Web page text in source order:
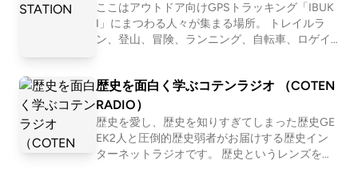
年に株式会社ONDを設立し、現在もITの第一線
で働く。 株式会社OND: https://ond-inc.com/ .
【UNKNOWN KYOTO】 築100年を超える元遊
泊として来られる方と京都を拠点に働く方が交
わる場所になっています。 1泊の観光目的の利用
だけではなく、中長期滞在される方にも好評い
ただいています。 web: https://unknown.kyoto/ .
こちらから本文を読んだりコメントが書けま
ここはアウトドア向けGPSトラッキング「IBUK
I」にまつわる人々が集まる場所。 トレイルラ
ン、登山、冒険、ランニング、自転車、ロゲイ
しむ姿勢。 自然を目一杯楽しみ、苦しみなが
ら、人と接する喜びにも気付く。 アウトドアを
満喫するみなさんが、ほっとできるIBUKI STATI
ONです。 IBUKI https://ibuki.run/ 近藤淳也 IBU
KIを提供する株式会社OND代表。ポッドキャス
歴史を面白く学ぶコテンラジオ （COTEN
RADIO）
歴史を愛し、歴史を知りすぎてしまった歴史GE
EK2人と圧倒的歴史弱者がお届けする歴史イン
ターネットラジオです。 歴史というレンズを通